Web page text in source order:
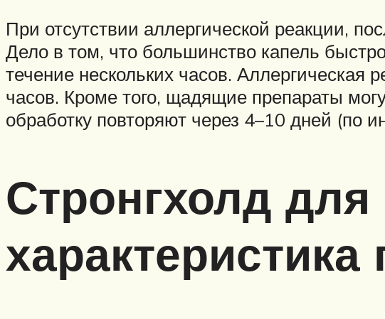
При отсутствии аллергической реакции,
Дело в том, что большинство капель
течение нескольких часов.
часов. Кроме того, щадящие препараты
обработку повторяют через 4–10 дней (по
Стронгхолд
характеристика